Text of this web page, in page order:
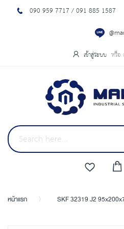
090 959 7717 / 091 885 1587
เข้าสู่ระบบ
หน้าแรก SKF 32319 J2